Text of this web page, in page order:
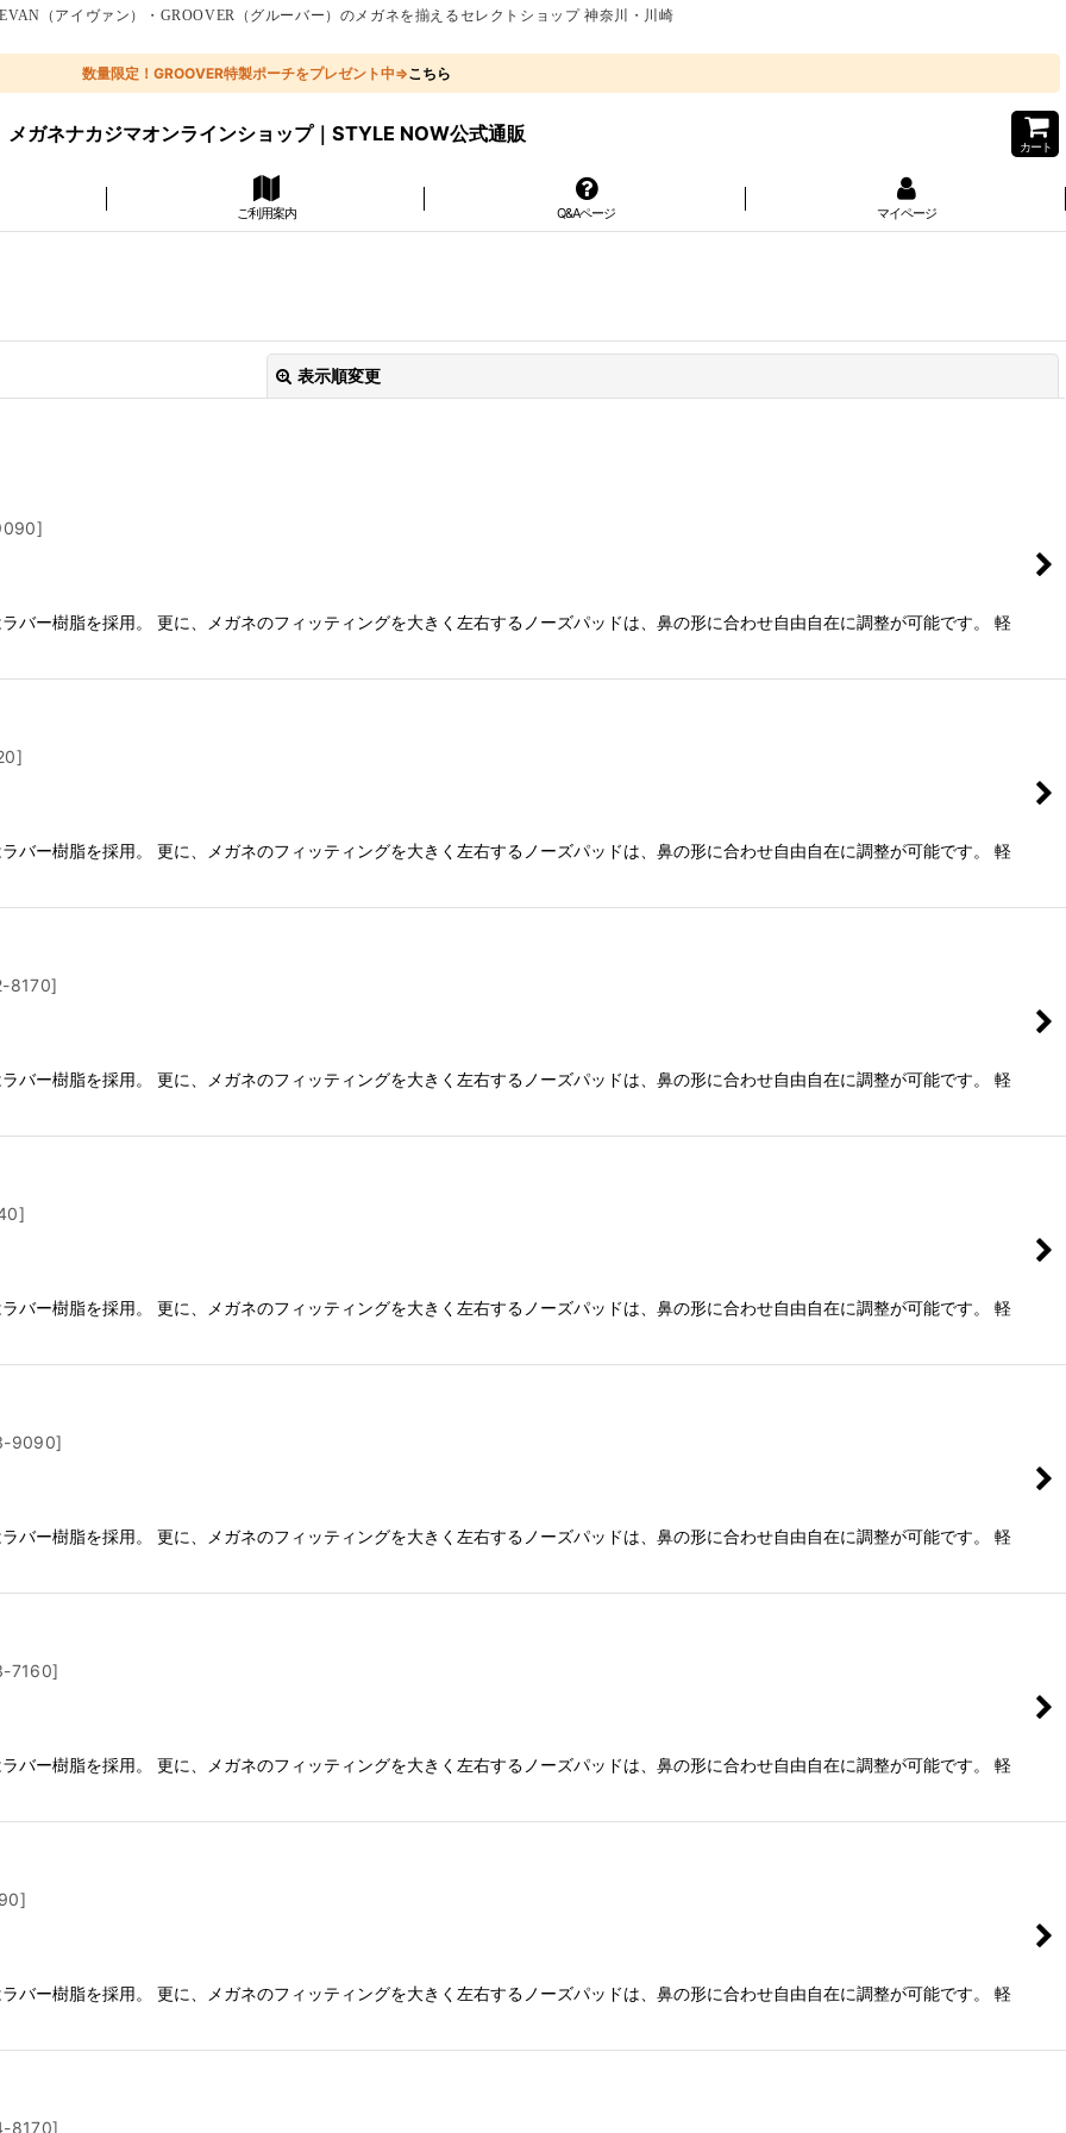
（アイヴァン）・GROOVER（グルーバー）のメガネを揃えるセレクトショップ 神奈川・川崎
数量限定！GROOVER特製ポーチをプレゼント中⇒こちら
メガネナカジマオンラインショップ｜STYLE NOW公式通販
カート
ご利用案内 Q&Aページ マイページ
表示順変更
]
バー樹脂を採用。 更に、メガネのフィッティングを大きく左右するノーズパッドは、鼻の形に合わせ自由自在に調整が可能です。 軽
]
バー樹脂を採用。 更に、メガネのフィッティングを大きく左右するノーズパッドは、鼻の形に合わせ自由自在に調整が可能です。 軽
8170]
バー樹脂を採用。 更に、メガネのフィッティングを大きく左右するノーズパッドは、鼻の形に合わせ自由自在に調整が可能です。 軽
]
バー樹脂を採用。 更に、メガネのフィッティングを大きく左右するノーズパッドは、鼻の形に合わせ自由自在に調整が可能です。 軽
9090]
バー樹脂を採用。 更に、メガネのフィッティングを大きく左右するノーズパッドは、鼻の形に合わせ自由自在に調整が可能です。 軽
7160]
バー樹脂を採用。 更に、メガネのフィッティングを大きく左右するノーズパッドは、鼻の形に合わせ自由自在に調整が可能です。 軽
]
バー樹脂を採用。 更に、メガネのフィッティングを大きく左右するノーズパッドは、鼻の形に合わせ自由自在に調整が可能です。 軽
8170]